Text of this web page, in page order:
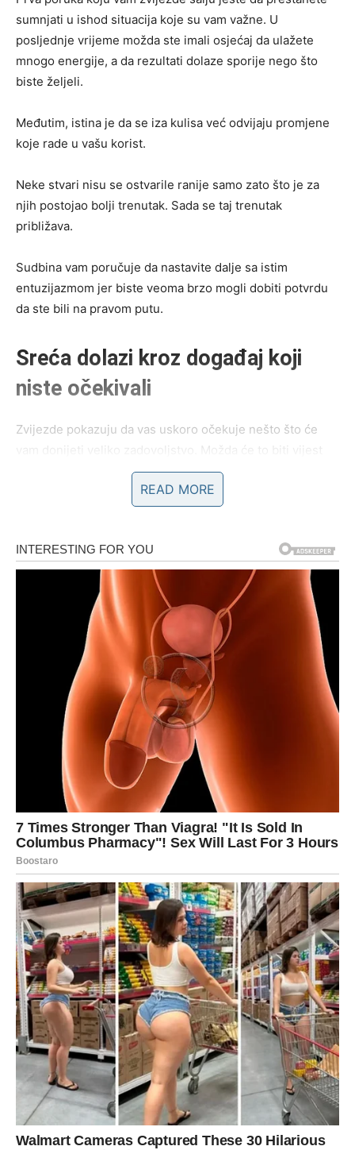
sumnjati u ishod situacija koje su vam važne. U
posljednje vrijeme možda ste imali osjećaj da ulažete
mnogo energije, a da rezultati dolaze sporije nego što
biste željeli.
Međutim, istina je da se iza kulisa već odvijaju promjene
koje rade u vašu korist.
Neke stvari nisu se ostvarile ranije samo zato što je za
njih postojao bolji trenutak. Sada se taj trenutak
približava.
Sudbina vam poručuje da nastavite dalje sa istim
entuzijazmom jer biste veoma brzo mogli dobiti potvrdu
da ste bili na pravom putu.
Sreća dolazi kroz događaj koji
niste očekivali
Zvijezde pokazuju da vas uskoro očekuje nešto što će
vam donijeti veliko zadovoljstvo. Možda će to biti vijest
koju dugo čekate, prilika koja se pojavljuje iznenada ili
osoba koja ulazi u vaš život u pravom trenutku.
onda kada budete najmanje očekivali.
Sudbina često djeluje na neobične načine, a upravo će
vas jedan takav trenutak podsjetiti da najljepša
iznenađenja dolaze bez najave.
Pred vama su dani tokom kojih bi jedna naizgled mala
promjena mogla pokrenuti niz veoma pozitivnih događaja.
Ljubav ulazi u fazu radosti i
ispunjenja
Na emotivnom planu očekuju vas veoma lijepa dešavanja.
Ako ste slobodni, postoji velika mogućnost da upoznate
osobu koja će vas privući harizmom, iskrenošću i
posebnom energijom.
Ta osoba mogla bi probuditi emocije koje ste možda
pokušavali da potisnete ili zaboravite.
READ MORE